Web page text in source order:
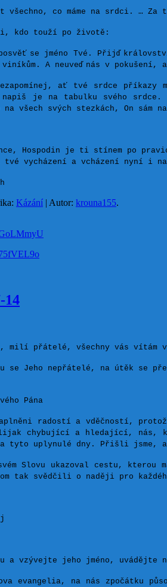
všechno, co máme na srdci. … Za
kdo touží po životě:
se jméno Tvé. Přijď
A neuveď nás v pokušení,
ať tvé srdce
je na tabulku svého srdce.
na všech svých stezkách, On
Hospodin je ti stínem po
vycházení a vcházení nyní i
Kázání | Autor: krouna155.
14
přátelé, všechny vás vítám v
se Jeho nepřátelé, na útěk se
Pána
naplněni radostí a vděčností,
chybující a hledající, nás,
za tyto uplynulé dny. Přišli jsme,
Slovu ukazoval cestu,
tak svědčili o naději pro
a vzývejte jeho jméno, uvádějte
evangelia, na nás zpočátku